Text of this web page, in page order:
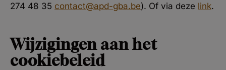
274 48 35 contact@apd-gba.be). Of via deze link.
Wijzigingen aan het
cookiebeleid